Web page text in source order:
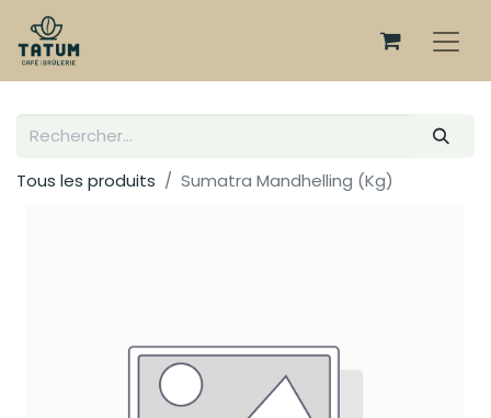
Tous les produits Sumatra Mandhelling (Kg)